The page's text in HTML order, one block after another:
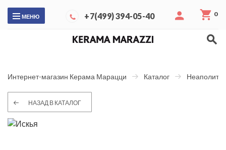
МЕНЮ +7(499) 394-05-40 0
Интернет-магазин Керама Марацци Каталог
НАЗАД В КАТАЛОГ